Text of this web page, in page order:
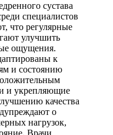
сустава
специалистов
что регулярные
улучшить
ощущения.
к
и состоянию
и укрепляющие
качества
о
нагрузок,